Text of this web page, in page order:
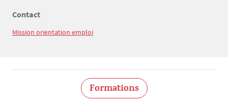
Texte
Contact
Mission orientation emploi
Formations